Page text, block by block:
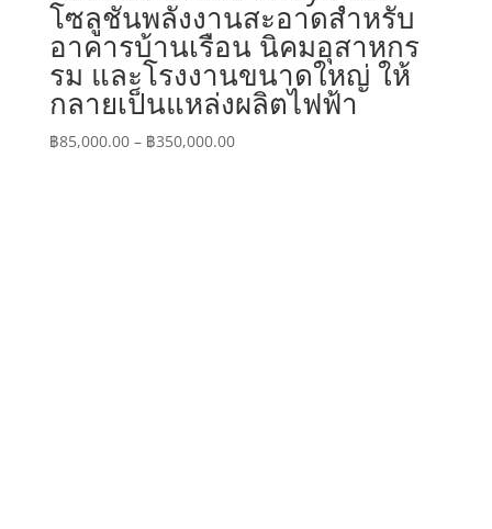
โซลูชันพลังงานสะอาดสำหรับ
อาคารบ้านเรือน นิคมอุสาหกร
รม และโรงงานขนาดใหญ่ ให้
กลายเป็นแหล่งผลิตไฟฟ้า
฿85,000.00 – ฿350,000.00Price